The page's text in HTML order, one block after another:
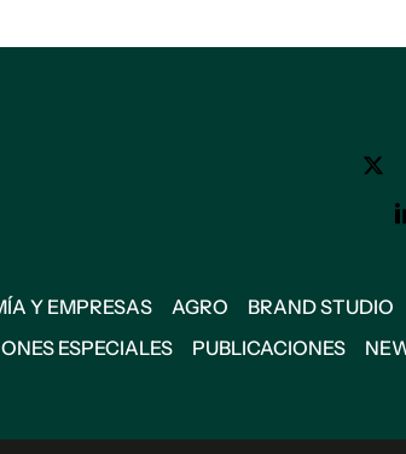
Y EMPRESAS AGRO BRAND STUDIO
ESPECIALES PUBLICACIONES